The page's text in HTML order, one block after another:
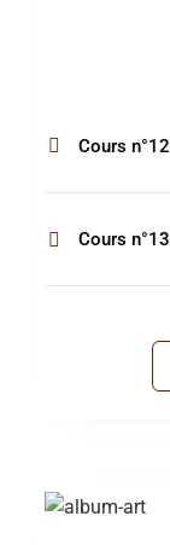
Cours n°12
Cours n°13